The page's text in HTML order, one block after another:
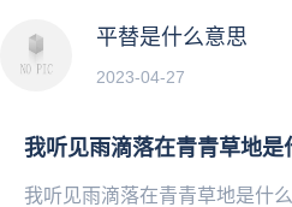
平替是什么意思
2023-04-27
我听见雨滴落在青青草地是
我听见雨滴落在青青草地是什